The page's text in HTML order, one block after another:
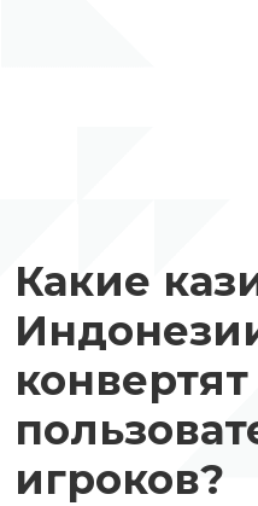
Какие
конвертят
игроков?